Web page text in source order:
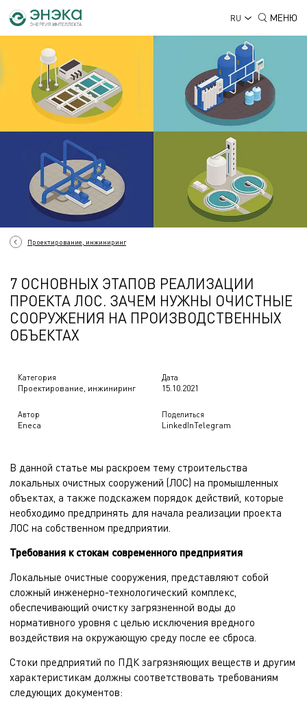
RU МЕНЮ
Проектирование, инжиниринг
7 ОСНОВНЫХ ЭТАПОВ РЕАЛИЗАЦИИ
ПРОЕКТА ЛОС. ЗАЧЕМ НУЖНЫ ОЧИСТНЫЕ
СООРУЖЕНИЯ НА ПРОИЗВОДСТВЕННЫХ
ОБЪЕКТАХ
Категория
Проектирование, инжиниринг
Дата
15.10.2021
Автор
Eneca
Поделиться
LinkedInTelegram
В данной статье мы раскроем тему строительства
локальных очистных сооружений (ЛОС) на промышленных
объектах, а также подскажем порядок действий, которые
необходимо предпринять для начала реализации проекта
ЛОС на собственном предприятии.
Требования к стокам современного предприятия
Локальные очистные сооружения, представляют собой
сложный инженерно-технологический комплекс,
обеспечивающий очистку загрязненной воды до
нормативного уровня с целью исключения вредного
воздействия на окружающую среду после ее сброса.
Стоки предприятий по ПДК загрязняющих веществ и другим
характеристикам должны соответствовать требованиям
следующих документов: